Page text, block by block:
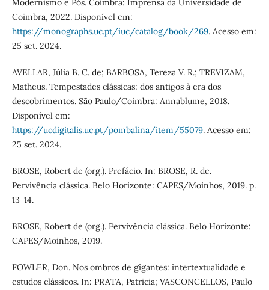
Modernismo e Pós. Coimbra: Imprensa da Universidade de
Coimbra, 2022. Disponível em:
https://monographs.uc.pt/iuc/catalog/book/269. Acesso em:
25 set. 2024.
AVELLAR, Júlia B. C. de; BARBOSA, Tereza V. R.; TREVIZAM,
Matheus. Tempestades clássicas: dos antigos à era dos
descobrimentos. São Paulo/Coimbra: Annablume, 2018.
Disponível em:
https://ucdigitalis.uc.pt/pombalina/item/55079. Acesso em:
25 set. 2024.
BROSE, Robert de (org.). Prefácio. In: BROSE, R. de.
Pervivência clássica. Belo Horizonte: CAPES/Moinhos, 2019. p.
13-14.
BROSE, Robert de (org.). Pervivência clássica. Belo Horizonte:
CAPES/Moinhos, 2019.
FOWLER, Don. Nos ombros de gigantes: intertextualidade e
estudos clássicos. In: PRATA, Patricia; VASCONCELLOS, Paulo